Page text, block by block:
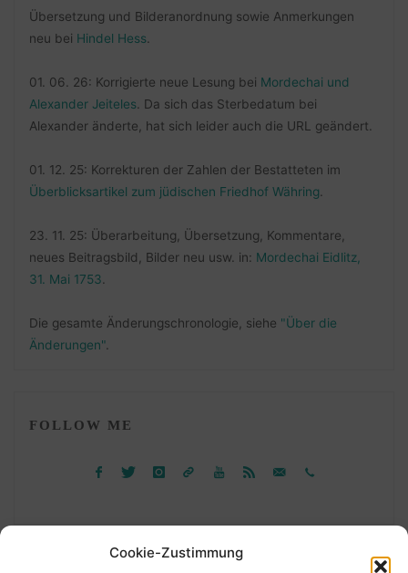
Cookie-Zustimmung
Übersetzung und Bilderanordnung sowie Anmerkungen
neu bei Hindel Hess
01. 06. 26: Korrigierte neue Lesung bei Mordechai und
Alexander Jeiteles . Da sich das Sterbedatum bei
Alexander änderte, hat sich leider auch die URL geändert.
01. 12. 25: Korrekturen der Zahlen der Bestatteten im
Überblicksartikel zum jüdischen Friedhof Währing
23. 11. 25: Überarbeitung, Übersetzung, Kommentare,
neues Beitragsbild, Bilder neu usw. in: Mordechai Eidlitz,
31. Mai 1753
Die gesamte Änderungschronologie, siehe "Über die
Änderungen".
FOLLOW ME